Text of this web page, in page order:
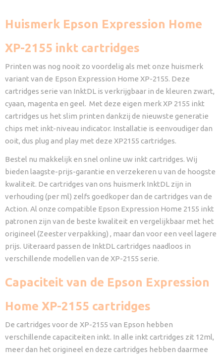
Huismerk Epson Expression Home
XP-2155 inkt cartridges
Printen was nog nooit zo voordelig als met onze huismerk
variant van de Epson Expression Home XP-2155. Deze
cartridges serie van InktDL is verkrijgbaar in de kleuren zwart,
cyaan, magenta en geel. Met deze eigen merk XP 2155 inkt
cartridges us het slim printen dankzij de nieuwste generatie
chips met inkt-niveau indicator. Installatie is eenvoudiger dan
ooit, dus plug and play met deze XP2155 cartridges.
Bestel nu makkelijk en snel online uw inkt cartridges. Wij
bieden laagste-prijs-garantie en verzekeren u van de hoogste
kwaliteit. De cartridges van ons huismerk InktDL zijn in
verhouding (per ml) zelfs goedkoper dan de cartridges van de
Action. Al onze compatible Epson Expression Home 2155 inkt
patronen zijn van de beste kwaliteit en vergelijkbaar met het
origineel (Zeester verpakking) , maar dan voor een veel lagere
prijs. Uiteraard passen de InktDL cartridges naadloos in
verschillende modellen van de XP-2155 serie.
Capaciteit van de Epson Expression
Home XP-2155 cartridges
De cartridges voor de XP-2155 van Epson hebben
verschillende capaciteiten inkt. In alle inkt cartridges zit 12ml,
meer dan het origineel en deze cartridges hebben daarmee